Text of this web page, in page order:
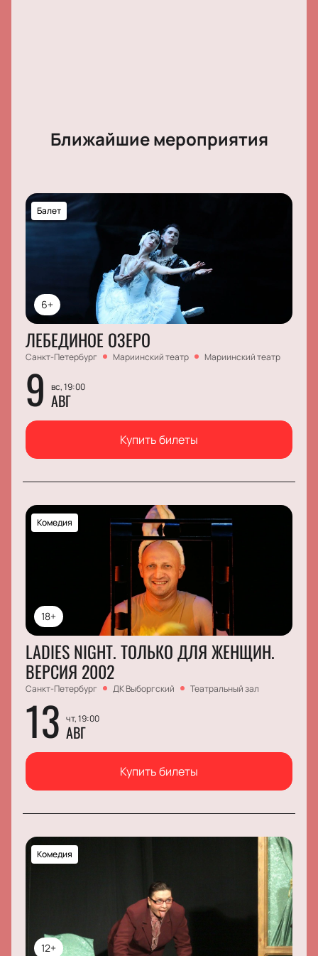
Ближайшие мероприятия
6+
Балет
ЛЕБЕДИНОЕ ОЗЕРО
Санкт-Петербург Мариинский театр Мариинский театр
9 вс, 19:00
АВГ
Купить билеты
18+
Комедия
LADIES NIGHT. ТОЛЬКО ДЛЯ ЖЕНЩИН.
ВЕРСИЯ 2002
Санкт-Петербург ДК Выборгский Театральный зал
13 чт, 19:00
АВГ
Купить билеты
12+
Комедия